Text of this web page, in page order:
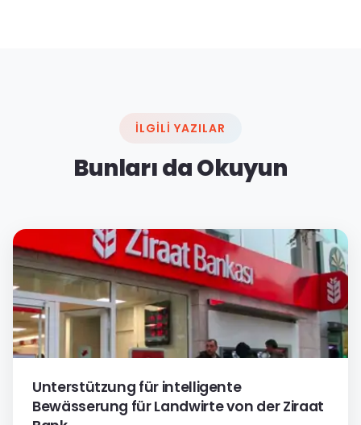
İLGILI YAZILAR
Bunları da Okuyun
Unterstützung für intelligente
Bewässerung für Landwirte von der Ziraat